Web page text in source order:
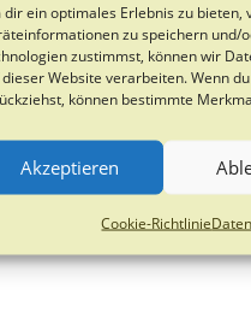
dir ein optimales Erlebnis zu
zu speichern und/
zustimmst, können wir
Website verarbeiten. Wenn
können bestimmte
Akzeptieren
Cookie-Richtlinie